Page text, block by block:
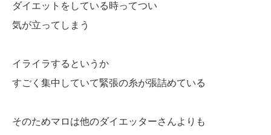
ダイエットをしている時ってつい
気が立ってしまう
イライラするというか
すごく集中していて緊張の糸が張詰めている
そのためマロは他のダイエッターさんよりも